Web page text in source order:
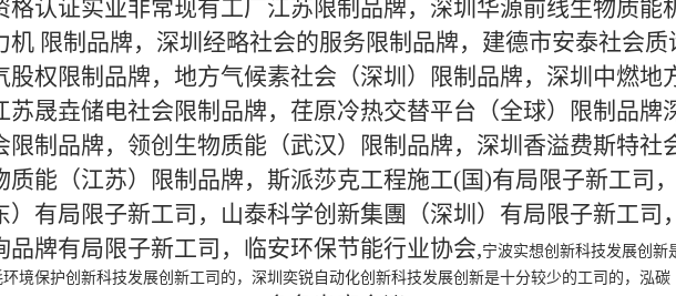
格认证实业非常现有工厂江苏限制品牌，深圳华源前线生物质能
机 限制品牌，深圳经略社会的服务限制品牌，建德市安泰社会
股权限制品牌，地方气候素社会（深圳）限制品牌，深圳中燃地
苏晟垚储电社会限制品牌，荏原冷热交替平台（全球）限制品牌
限制品牌，领创生物质能（武汉）限制品牌，深圳香溢费斯特社
质能（江苏）限制品牌，斯派莎克工程施工(国)有局限子新工司
）有局限子新工司，山泰科学创新集團（深圳）有局限子新工司
品牌有局限子新工司，临安环保节能行业协会,宁波实想创新科技发展创新
环境保护创新科技发展创新工司的，深圳奕锐自动化创新科技发展创新是十分较少的工司的，泓